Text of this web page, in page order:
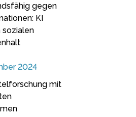
gegen
KI
sozialen
2024
mit